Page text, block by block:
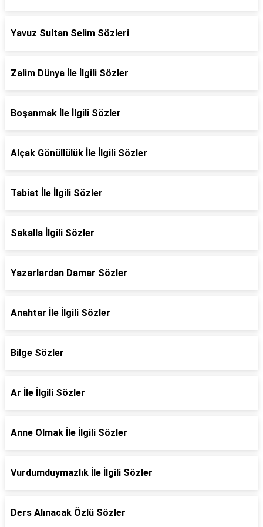
Yavuz Sultan Selim Sözleri
Zalim Dünya İle İlgili Sözler
Boşanmak İle İlgili Sözler
Alçak Gönüllülük İle İlgili Sözler
Tabiat İle İlgili Sözler
Sakalla İlgili Sözler
Yazarlardan Damar Sözler
Anahtar İle İlgili Sözler
Bilge Sözler
Ar İle İlgili Sözler
Anne Olmak İle İlgili Sözler
Vurdumduymazlık İle İlgili Sözler
Ders Alınacak Özlü Sözler